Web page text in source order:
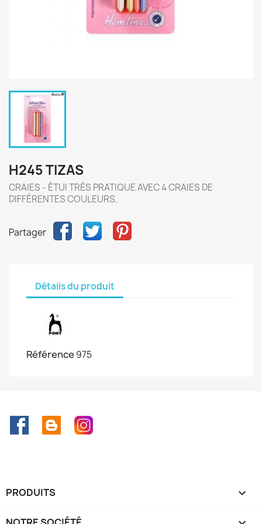
H245 TIZAS
CRAIES - ÉTUI TRÈS PRATIQUE AVEC 4 CRAIES DE
DIFFÉRENTES COULEURS.
Partager
Détails du produit
Référence 975
FacebookRss Instagram
PRODUITS 